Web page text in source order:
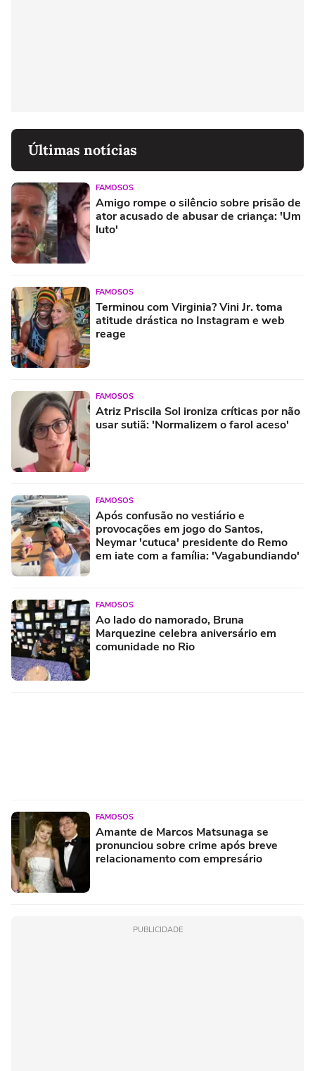
Últimas notícias
FAMOSOS
Amigo rompe o silêncio sobre prisão de
ator acusado de abusar de criança: 'Um
luto'
FAMOSOS
Terminou com Virginia? Vini Jr. toma
atitude drástica no Instagram e web
reage
FAMOSOS
Atriz Priscila Sol ironiza críticas por não
usar sutiã: 'Normalizem o farol aceso'
FAMOSOS
Após confusão no vestiário e
provocações em jogo do Santos,
Neymar 'cutuca' presidente do Remo
em iate com a família: 'Vagabundiando'
FAMOSOS
Ao lado do namorado, Bruna
Marquezine celebra aniversário em
comunidade no Rio
FAMOSOS
Amante de Marcos Matsunaga se
pronunciou sobre crime após breve
relacionamento com empresário
PUBLICIDADE